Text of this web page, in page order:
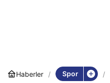
Haberler Spor